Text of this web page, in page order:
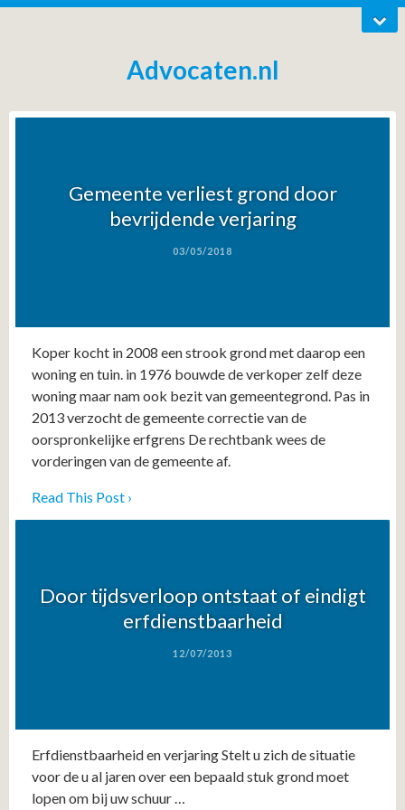
Advocaten.nl
Gemeente verliest grond door
bevrijdende verjaring
03/05/2018
Koper kocht in 2008 een strook grond met daarop een
woning en tuin. in 1976 bouwde de verkoper zelf deze
woning maar nam ook bezit van gemeentegrond. Pas in
2013 verzocht de gemeente correctie van de
oorspronkelijke erfgrens De rechtbank wees de
vorderingen van de gemeente af.
Read This Post ›
Door tijdsverloop ontstaat of eindigt
erfdienstbaarheid
12/07/2013
Erfdienstbaarheid en verjaring Stelt u zich de situatie
voor de u al jaren over een bepaald stuk grond moet
lopen om bij uw schuur …